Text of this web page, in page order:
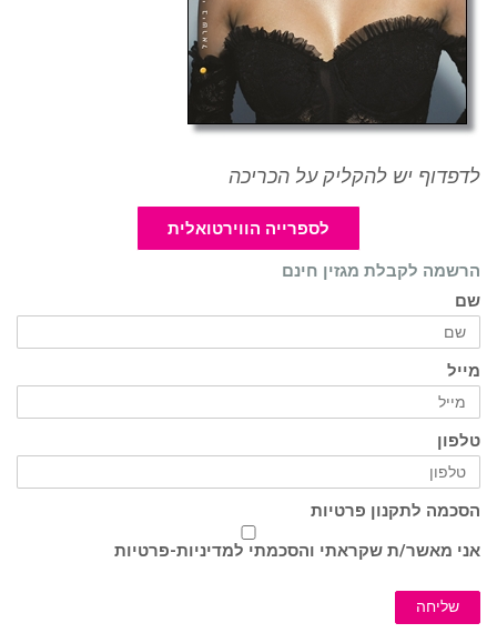
לדפדוף יש להקליק על הכריכה
לספרייה הווירטואלית
הרשמה לקבלת מגזין חינם
שם
מייל
טלפון
הסכמה לתקנון פרטיות
אני מאשר/ת שקראתי והסכמתי למדיניות-פרטיות
שליחה